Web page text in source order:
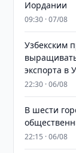
Иордании
09:30 · 07/08
Узбекским
экспорта в
22:30 · 06/08
В шести
22:15 · 06/08